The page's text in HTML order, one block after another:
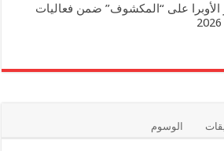
على “المكشوف” ضمن فعاليات
الوسوم